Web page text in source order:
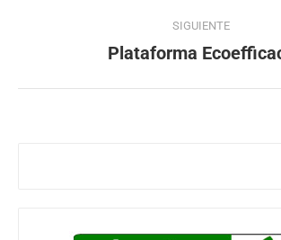
SIGUIENTE
Entrada
Plataforma